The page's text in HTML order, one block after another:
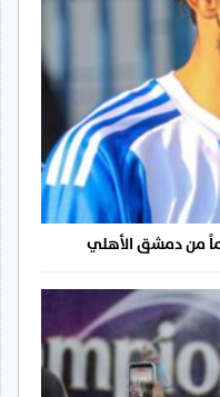
من دمشق الأهلي